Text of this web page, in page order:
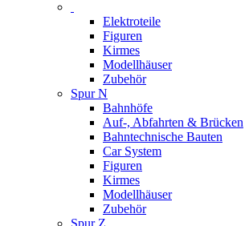
Elektroteile
Figuren
Kirmes
Modellhäuser
Zubehör
Spur N
Bahnhöfe
Auf-, Abfahrten & Brücken
Bahntechnische Bauten
Car System
Figuren
Kirmes
Modellhäuser
Zubehör
Spur Z